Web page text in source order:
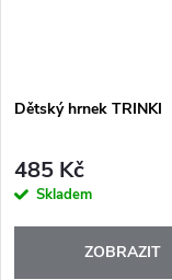
Dětský hrnek TRINKI
485 Kč
Skladem
ZOBRAZIT